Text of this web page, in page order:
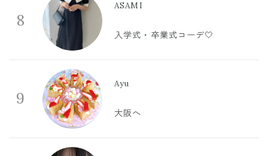
8
ASAMI
入学式・卒業式コーデ🤍
9
Ayu
大阪へ